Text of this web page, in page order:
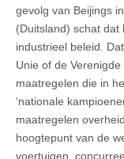
gevolg van Beijings
(Duitsland) schat dat
industrieel beleid.
Unie of de Verenigde
maatregelen die in
‘nationale
maatregelen
hoogtepunt van de
voertuigen,